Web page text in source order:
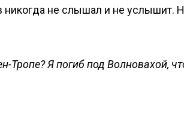
не слышал и не услышит.
Тропе? Я погиб под Волновахой,